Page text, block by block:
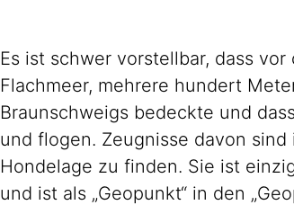
Es ist schwer vorstellbar, dass
Flachmeer, mehrere hundert
Braunschweigs bedeckte und
und flogen. Zeugnisse davon
Hondelage zu finden. Sie ist
und ist als „Geopunkt“ in den